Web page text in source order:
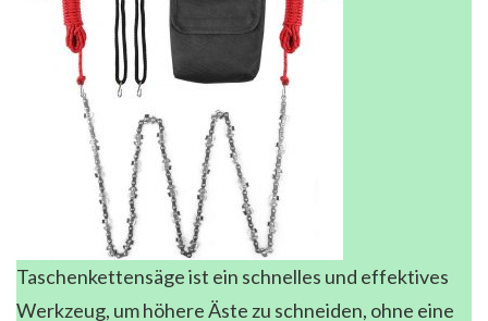
Taschenkettensäge ist ein schnelles und effektives
Werkzeug, um höhere Äste zu schneiden, ohne eine